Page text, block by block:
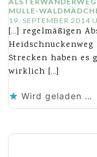
MULLE-
19. SEPTEMBER 2014
[…] regelmäßigen
Strecken haben es
wirklich […]
Wird geladen …